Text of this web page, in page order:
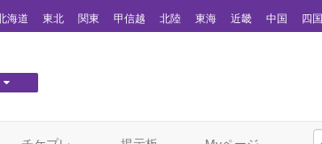
海道 東北 関東 甲信越 北陸 東海 近畿 中国 四国